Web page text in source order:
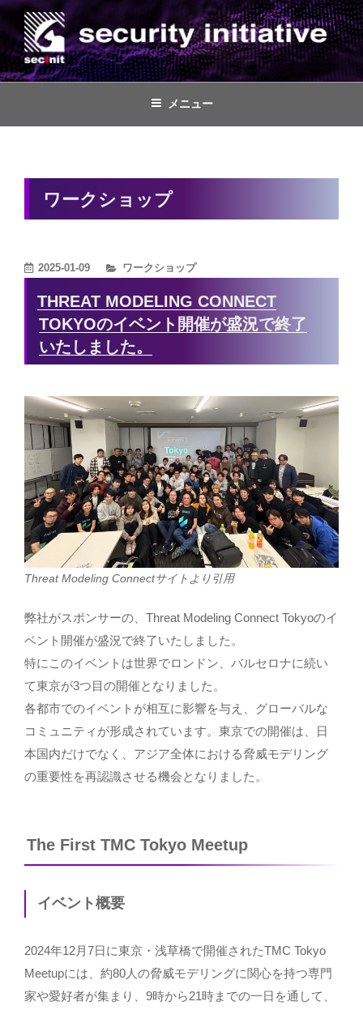
コ
テ
ン
へ
株式会社セキュリティイニシアティ
脅威ベースのペネトレーションテスト(TLPT)、ペネトレーションテスト
や脆弱性診断、セキュリティコンサルティング
メニュー
ワークショップ
2025-01-09
カ
ゴ
リ
ー
ワークショップ
THREAT MODELING CONNECT
TOKYOのイベント開催が盛況で終了
いたしました。
Threat Modeling Connectサイトより引用
弊社がスポンサーの、Threat Modeling Connect Tokyoのイ
ベント開催が盛況で終了いたしました。
特にこのイベントは世界でロンドン、バルセロナに続い
て東京が3つ目の開催となりました。
各都市でのイベントが相互に影響を与え、グローバルな
コミュニティが形成されています。東京での開催は、日
本国内だけでなく、アジア全体における脅威モデリング
の重要性を再認識させる機会となりました。
The First TMC Tokyo Meetup
イベント概要
2024年12月7日に東京・浅草橋で開催されたTMC Tokyo
Meetupには、約80人の脅威モデリングに関心を持つ専門
家や愛好者が集まり、9時から21時までの一日を通して、